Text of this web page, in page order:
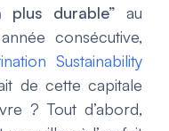
plus durable” au
consécutive,
Sustainability
de cette capitale
? Tout d’abord,